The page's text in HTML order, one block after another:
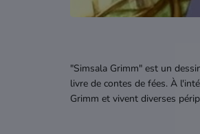
"Simsala Grimm" est un
livre de contes de fées. À
Grimm et vivent diverses